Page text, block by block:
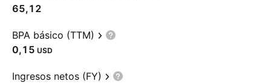
65,12
BPA básico (TTM)
0,15 USD
Ingresos netos (FY)